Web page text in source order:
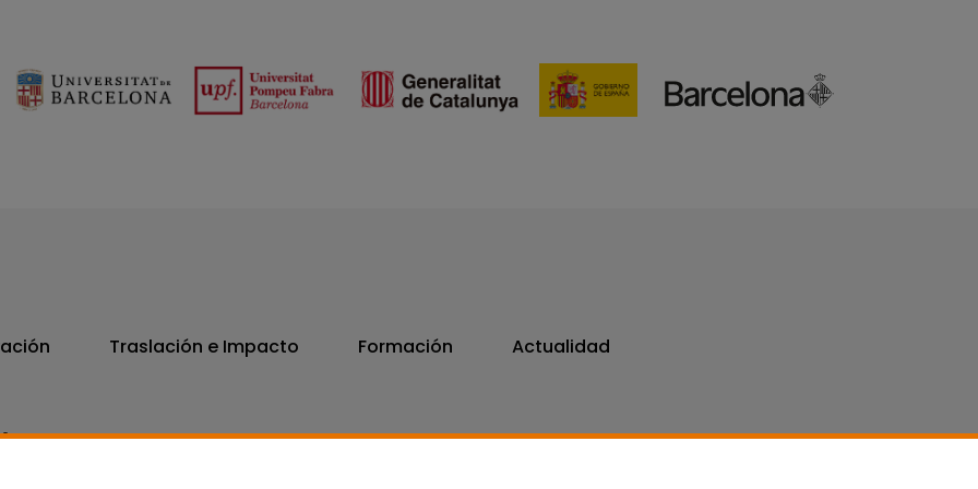
Traslación e Impacto Formación Actualidad